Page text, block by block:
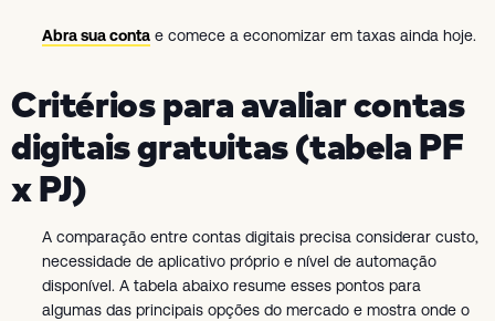
Abra sua conta e comece a economizar em taxas ainda hoje.
Critérios para avaliar contas
digitais gratuitas (tabela PF
x PJ)
A comparação entre contas digitais precisa considerar custo,
necessidade de aplicativo próprio e nível de automação
disponível. A tabela abaixo resume esses pontos para
algumas das principais opções do mercado e mostra onde o